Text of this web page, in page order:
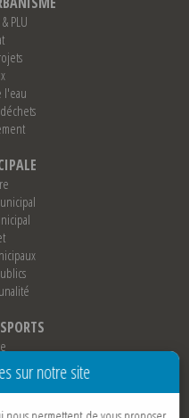
PLU
l'eau
sur notre site